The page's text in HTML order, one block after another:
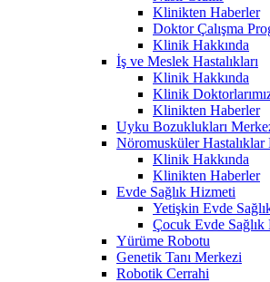
Klinikten Haberler
Doktor Çalışma
Klinik Hakkında
İş ve Meslek Hastalıkları
Klinik Hakkında
Klinik
Klinikten Haberler
Uyku Bozuklukları
Nöromusküler
Klinik Hakkında
Klinikten Haberler
Evde Sağlık Hizmeti
Yetişkin Evde
Çocuk Evde
Yürüme Robotu
Genetik Tanı Merkezi
Robotik Cerrahi